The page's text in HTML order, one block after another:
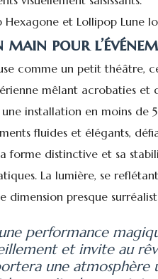
et Lollipop Lune
pour
comme un petit théâtre,
mêlant acrobaties et
installation en moins de 5
fluides et élégants,
forme distinctive et sa
La lumière, se
dimension presque
performance
et invite au
une atmosphère